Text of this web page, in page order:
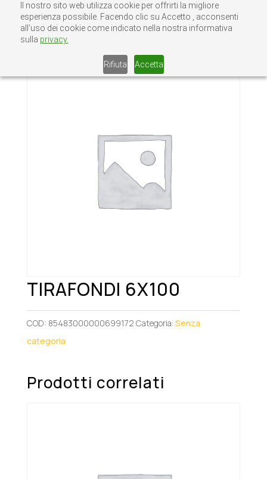
Il nostro sito web utilizza cookie per offrirti la migliore
esperienza possibile. Facendo clic su Accetto , acconsenti
all’uso dei cookie come indicato nella nostra informativa
sulla privacy.
Rifiuta Accetta
Home/Senza categoria
TIRAFONDI 6X100
COD: 85483000000699172 Categoria: Senza
categoria
Prodotti correlati